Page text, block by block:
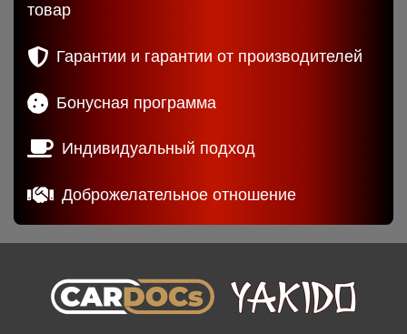
товар
Гарантии и гарантии от производителей
Бонусная программа
Индивидуальный подход
Доброжелательное отношение